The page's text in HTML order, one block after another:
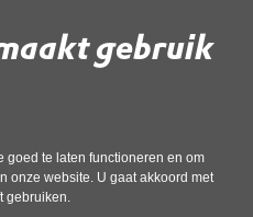
gebruik
goed te laten functioneren en om
onze website. U gaat akkoord met
gebruiken.